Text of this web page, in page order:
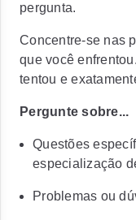
pergunta.
Concentre-se nas
que você
tentou e
Pergunte sobre...
Questões
especialização
Problemas ou